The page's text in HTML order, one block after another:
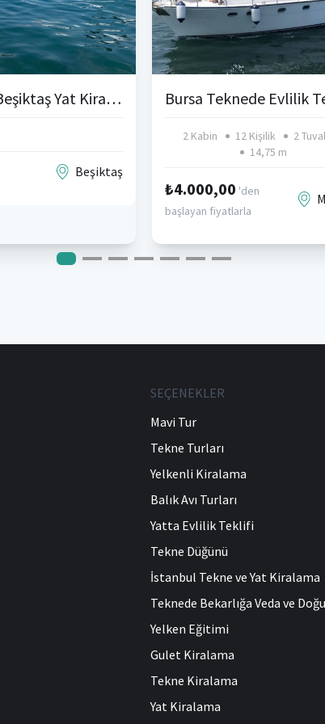
İstanbul Beşiktaş Yat Kiralama
Beşiktaş
2 Kabin 12 Kişilik
2
14,75 m
₺4.000,00 'den
başlayan fiyatlarla
SEÇENEKLER
Mavi Tur
Tekne Turları
Yelkenli Kiralama
Balık Avı Turları
Yatta Evlilik Teklifi
Tekne Düğünü
İstanbul Tekne ve Yat Kiralama
Teknede Bekarlığa Veda ve
Yelken Eğitimi
Gulet Kiralama
Tekne Kiralama
Yat Kiralama